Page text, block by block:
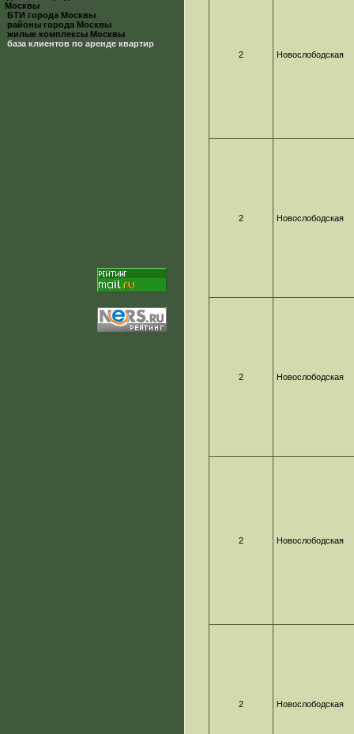
Москвы
БТИ города Москвы
районы города Москвы
жилые комплексы Москвы
база клиентов по аренде квартир
2 Новослободская
2 Новослободская
2 Новослободская
2 Новослободская
2 Новослободская